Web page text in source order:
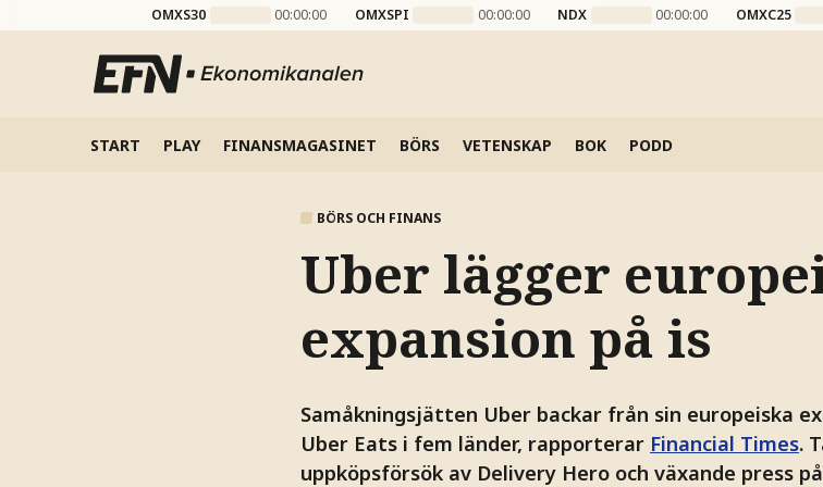
OMXS30 00:00:00 OMXSPI 00:00:00 NDX 00:00:00 OMXC25
START PLAY FINANSMAGASINET BÖRS VETENSKAP BOK PODD
BÖRS OCH FINANS
Uber lägger
expansion på is
Samåkningsjätten Uber backar från sin europeiska
Uber Eats i fem länder, rapporterar Financial Times.
uppköpsförsök av Delivery Hero och växande press